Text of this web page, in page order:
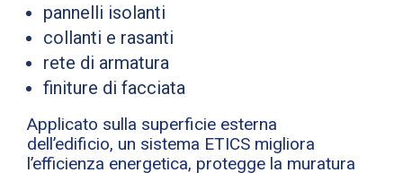
pannelli isolanti
collanti e rasanti
rete di armatura
finiture di facciata
Applicato sulla superficie esterna
dell’edificio, un sistema ETICS migliora
l’efficienza energetica, protegge la muratura